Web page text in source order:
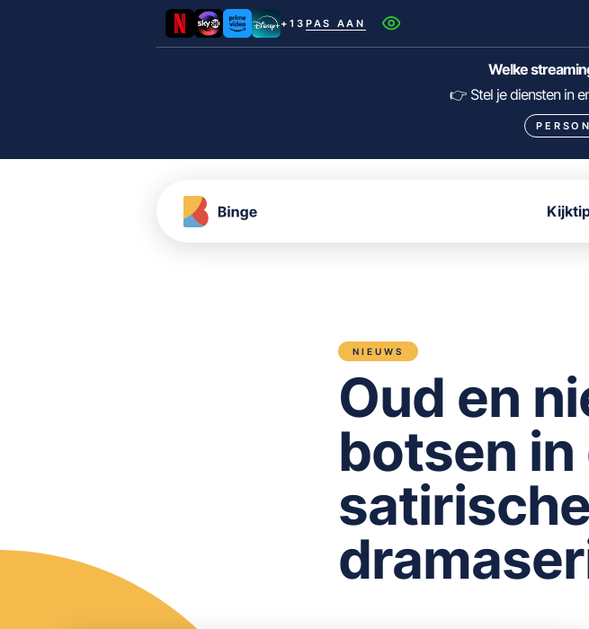
+13 PAS AAN
Netflix SkyShowtime
HBO Max
Welke
👉 Stel je diensten in
NIEUWS
Oud en
botsen in
satirische